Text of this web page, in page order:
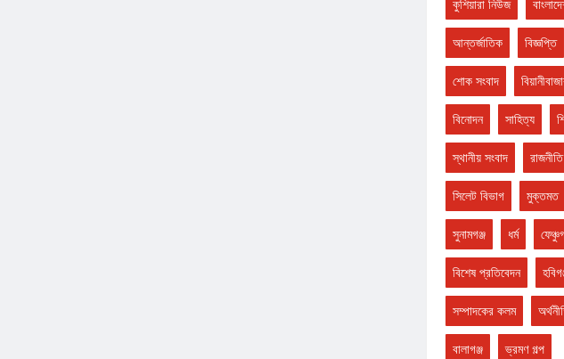
কুশিয়ারা নিউজ
আন্তর্জাতিক বিজ্ঞপ্তি
শোক সংবাদ
বিনোদন সাহিত্য
স্থানীয় সংবাদ রাজনীতি
সিলেট বিভাগ মুক্তমত
সুনামগঞ্জ ধর্ম
বিশেষ প্রতিবেদন
সম্পাদকের কলম
বালাগঞ্জ ভ্রমণ গল্প